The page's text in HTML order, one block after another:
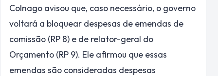
Colnago avisou que, caso necessário, o governo
voltará a bloquear despesas de emendas de
comissão (RP 8) e de relator-geral do
Orçamento (RP 9). Ele afirmou que essas
emendas são consideradas despesas